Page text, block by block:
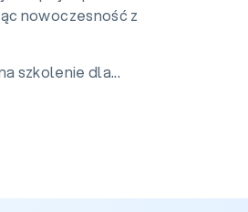
nowoczesność z
szkolenie dla...